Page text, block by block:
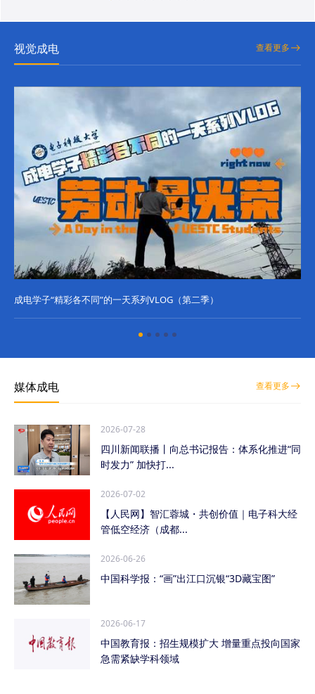
视觉成电 查看更多
成电学子“精彩各不同”的一天系列VLOG（第二季）
媒体成电 查看更多
2026-07-28
四川新闻联播丨向总书记报告：体系化推进“同
时发力” 加快打...
2026-07-02
【人民网】智汇蓉城・共创价值｜电子科大经
管低空经济（成都...
2026-06-26
中国科学报：“画”出江口沉银“3D藏宝图”
2026-06-17
中国教育报：招生规模扩大 增量重点投向国家
急需紧缺学科领域